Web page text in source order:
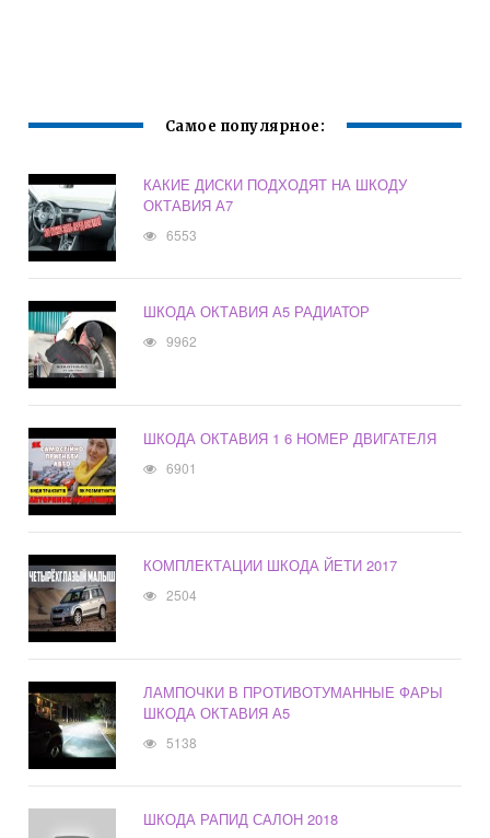
Самое популярное:
КАКИЕ ДИСКИ ПОДХОДЯТ НА ШКОДУ
ОКТАВИЯ А7
6553
ШКОДА ОКТАВИЯ А5 РАДИАТОР
9962
ШКОДА ОКТАВИЯ 1 6 НОМЕР ДВИГАТЕЛЯ
6901
КОМПЛЕКТАЦИИ ШКОДА ЙЕТИ 2017
2504
ЛАМПОЧКИ В ПРОТИВОТУМАННЫЕ ФАРЫ
ШКОДА ОКТАВИЯ А5
5138
ШКОДА РАПИД САЛОН 2018